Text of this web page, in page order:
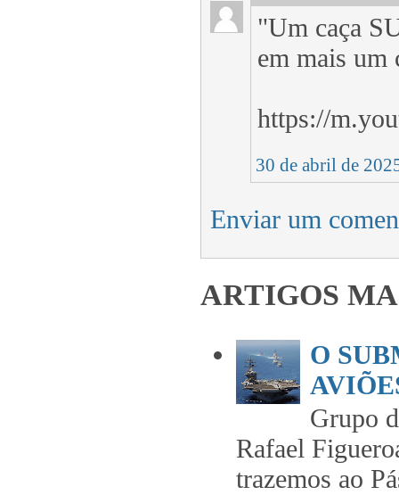
"Um caça
em mais um
https://
30 de abril de
Enviar um
ARTIGOS
O
Grupo
Rafael
trazemos ao